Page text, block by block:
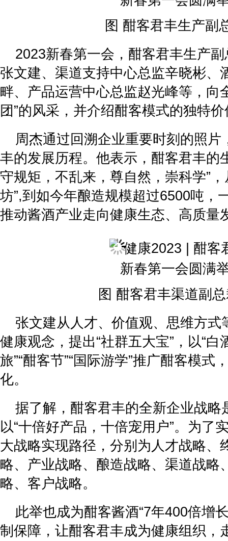
图 酣客君丰生产副
2023新春第一会，酣客君丰生产
张文建、渠道支持中心总监辛晓彬、
畔、产品运营中心总监赵光峰等，向
团”的风采，并介绍酣客模式的独特
周杰通过回溯企业重要时刻的照
丰的发展历程。他表示，酣客君丰的
守规矩，不乱来，尊自然，崇科学”
坊”,到如今年酿造规模超过6500吨，
推动酱酒产业走向健康生态、高质量
图 酣客君丰渠道副
张文建从人才、价值观、思维方式
健康观念，提出“社群五大宝”，以“白
旅”“酣客节”“国际游学”推广酣客模式
化。
据了解，酣客君丰的全新企业战略
以“十倍好产品，十倍宠用户”。为了
大战略实现路径，分别为人才战略、
略、产业战略、酿造战略、渠道战略
略、客户战略。
此举也成为酣客酱酒“7年400倍增
制保障，让酣客君丰成为健康组织，